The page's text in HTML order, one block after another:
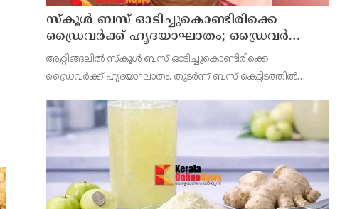
സ്കൂൾ ബസ് ഓടിച്ചുകൊണ്ടിരിക്കെ
ഡ്രൈവർക്ക് ഹൃദയാഘാതം; ഡ്രൈവർ
മരിച്ചു, ബസ് കെട്ടിടത്തിൽ ഇടിച്ചുനിന്നു;
രണ്ട് കുട്ടികൾക്ക് പരിക്ക്
ആറ്റിങ്ങലിൽ സ്കൂൾ ബസ് ഓടിച്ചുകൊണ്ടിരിക്കെ
ഡ്രൈവർക്ക് ഹൃദയാഘാതം. തുടർന്ന് ബസ് കെട്ടിടത്തിൽ
മരിച്ചു.